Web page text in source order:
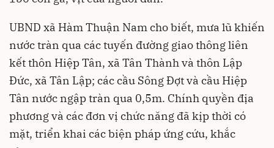
UBND xã Hàm Thuận Nam cho biết, mưa lũ khiến
nước tràn qua các tuyến đường giao thông liên
kết thôn Hiệp Tân, xã Tân Thành và thôn Lập
Đức, xã Tân Lập; các cầu Sông Đợt và cầu Hiệp
Tân nước ngập tràn qua 0,5m. Chính quyền địa
phương và các đơn vị chức năng đã kịp thời có
mặt, triển khai các biện pháp ứng cứu, khắc